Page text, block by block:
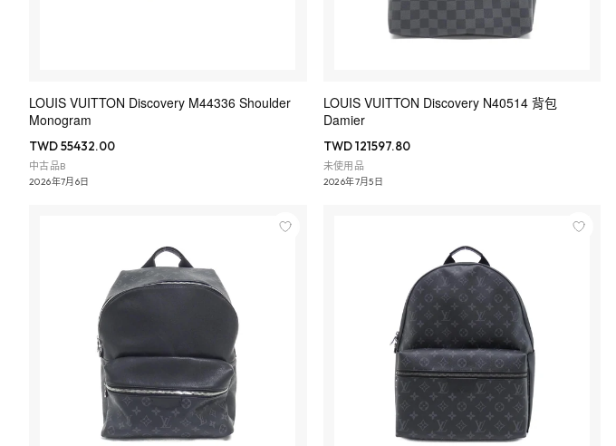
LOUIS VUITTON Discovery M44336 Shoulder
Monogram
TWD 55432.00
中古品B
2026年7月6日
LOUIS VUITTON Discovery N40514 背包
Damier
TWD 121597.80
未使用品
2026年7月5日